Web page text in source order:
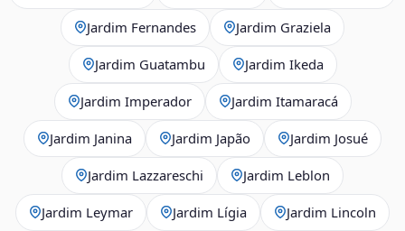
Jardim Fernandes Jardim Graziela
Jardim Guatambu Jardim Ikeda
Jardim Imperador Jardim Itamaracá
Jardim Janina Jardim Japão Jardim Josué
Jardim Lazzareschi Jardim Leblon
Jardim Leymar Jardim Lígia Jardim Lincoln